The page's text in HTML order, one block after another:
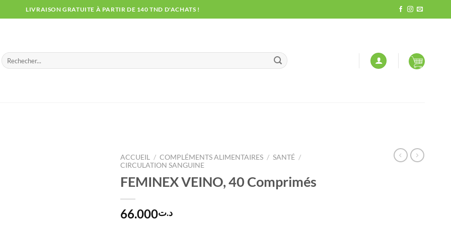
LIVRAISON GRATUITE À PARTIR DE 140 TND D'ACHATS !
Recherche
pour :
ACCUEIL / COMPLÉMENTS ALIMENTAIRES / SANTÉ /
CIRCULATION SANGUINE
FEMINEX VEINO, 40 Comprimés
د.ت66.000